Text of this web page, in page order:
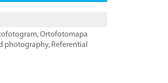
,Ortofotomapa
photography, Referential